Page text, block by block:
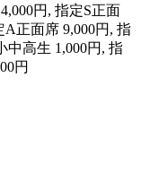
円, 指定S正面
A正面席 9,000円, 指
中高生 1,000円, 指
円